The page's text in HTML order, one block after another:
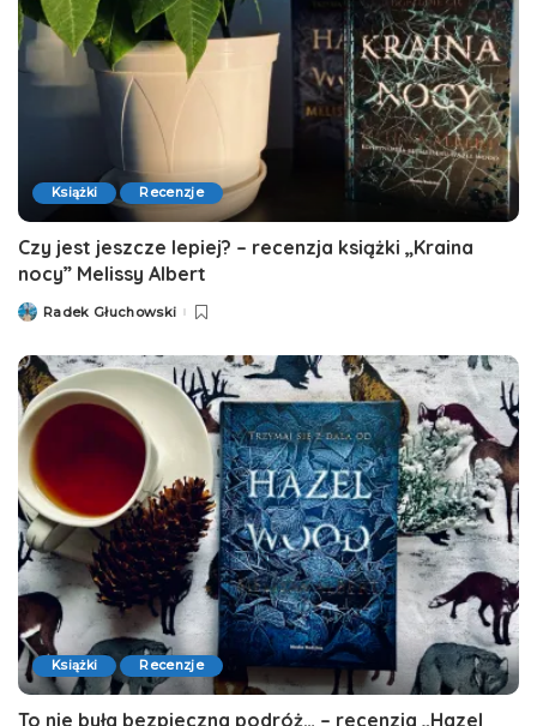
Książki Recenzje
Czy jest jeszcze lepiej? – recenzja książki „Kraina
nocy” Melissy Albert
PostedRadek Głuchowski
Książki Recenzje
To nie była bezpieczna podróż… – recenzja „Hazel